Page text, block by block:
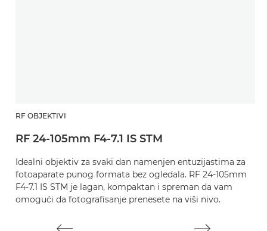
RF OBJEKTIVI
RF 24-105mm F4-7.1 IS STM
Idealni objektiv za svaki dan namenjen entuzijastima za
fotoaparate punog formata bez ogledala. RF 24-105mm
F4-7.1 IS STM je lagan, kompaktan i spreman da vam
omogući da fotografisanje prenesete na viši nivo.